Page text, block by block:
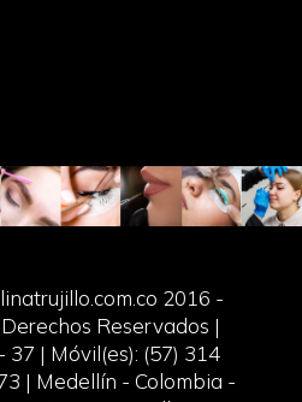
2016 -
Reservados |
37 | Móvil(es): (57) 314
| Medellín - Colombia -